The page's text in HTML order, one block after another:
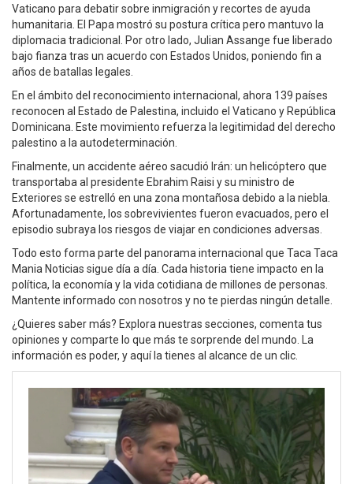
Vaticano para debatir sobre inmigración y recortes de ayuda
humanitaria. El Papa mostró su postura crítica pero mantuvo la
diplomacia tradicional. Por otro lado, Julian Assange fue liberado
bajo fianza tras un acuerdo con Estados Unidos, poniendo fin a
años de batallas legales.
En el ámbito del reconocimiento internacional, ahora 139 países
reconocen al Estado de Palestina, incluido el Vaticano y República
Dominicana. Este movimiento refuerza la legitimidad del derecho
palestino a la autodeterminación.
Finalmente, un accidente aéreo sacudió Irán: un helicóptero que
transportaba al presidente Ebrahim Raisi y su ministro de
Exteriores se estrelló en una zona montañosa debido a la niebla.
Afortunadamente, los sobrevivientes fueron evacuados, pero el
episodio subraya los riesgos de viajar en condiciones adversas.
Todo esto forma parte del panorama internacional que Taca Taca
Mania Noticias sigue día a día. Cada historia tiene impacto en la
política, la economía y la vida cotidiana de millones de personas.
Mantente informado con nosotros y no te pierdas ningún detalle.
¿Quieres saber más? Explora nuestras secciones, comenta tus
opiniones y comparte lo que más te sorprende del mundo. La
información es poder, y aquí la tienes al alcance de un clic.